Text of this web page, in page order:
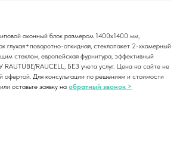
оконный блок размером 1400х1400 мм,
глухая+поворотно-откидная, стеклопакет 2-хкамерный
стеклом, европейская фурнитура, эффективный
RAUTUBE/RAUCELL, БЕЗ учета услуг. Цена на сайте не
офертой. Для консультации по решениям и стоимости
оставьте заявку на обратный звонок >